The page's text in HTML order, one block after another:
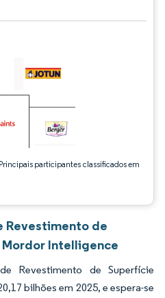
participantes classificados em
reuso requer atribuição conforme CC BY 4.0.
Revestimento de
Intelligence
Revestimento de Superfície
bilhões em 2025, e espera-se